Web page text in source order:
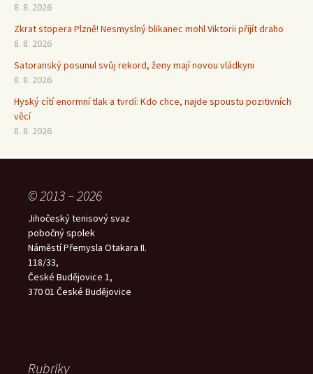
8. 8. 2026
Zkrat stopera Plzně! Nesmyslný blikanec mohl Viktorii přijít draho
8. 8. 2026
Satoranský posunul svůj rekord, ženy mají novou vládkyni
8. 8. 2026
Hyský cítí enormní tlak a tvrdí: Kdo chce, najde spoustu pozitivních
věcí
8. 8. 2026
© 2013 – 2026
Jihočeský tenisový svaz
pobočný spolek
Náměstí Přemysla Otakara II.
118/33,
České Budějovice 1,
370 01 České Budějovice
Rubriky